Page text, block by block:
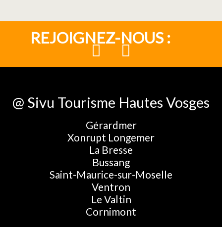
REJOIGNEZ-NOUS :
@ Sivu Tourisme Hautes Vosges
Gérardmer
Xonrupt Longemer
La Bresse
Bussang
Saint-Maurice-sur-Moselle
Ventron
Le Valtin
Cornimont